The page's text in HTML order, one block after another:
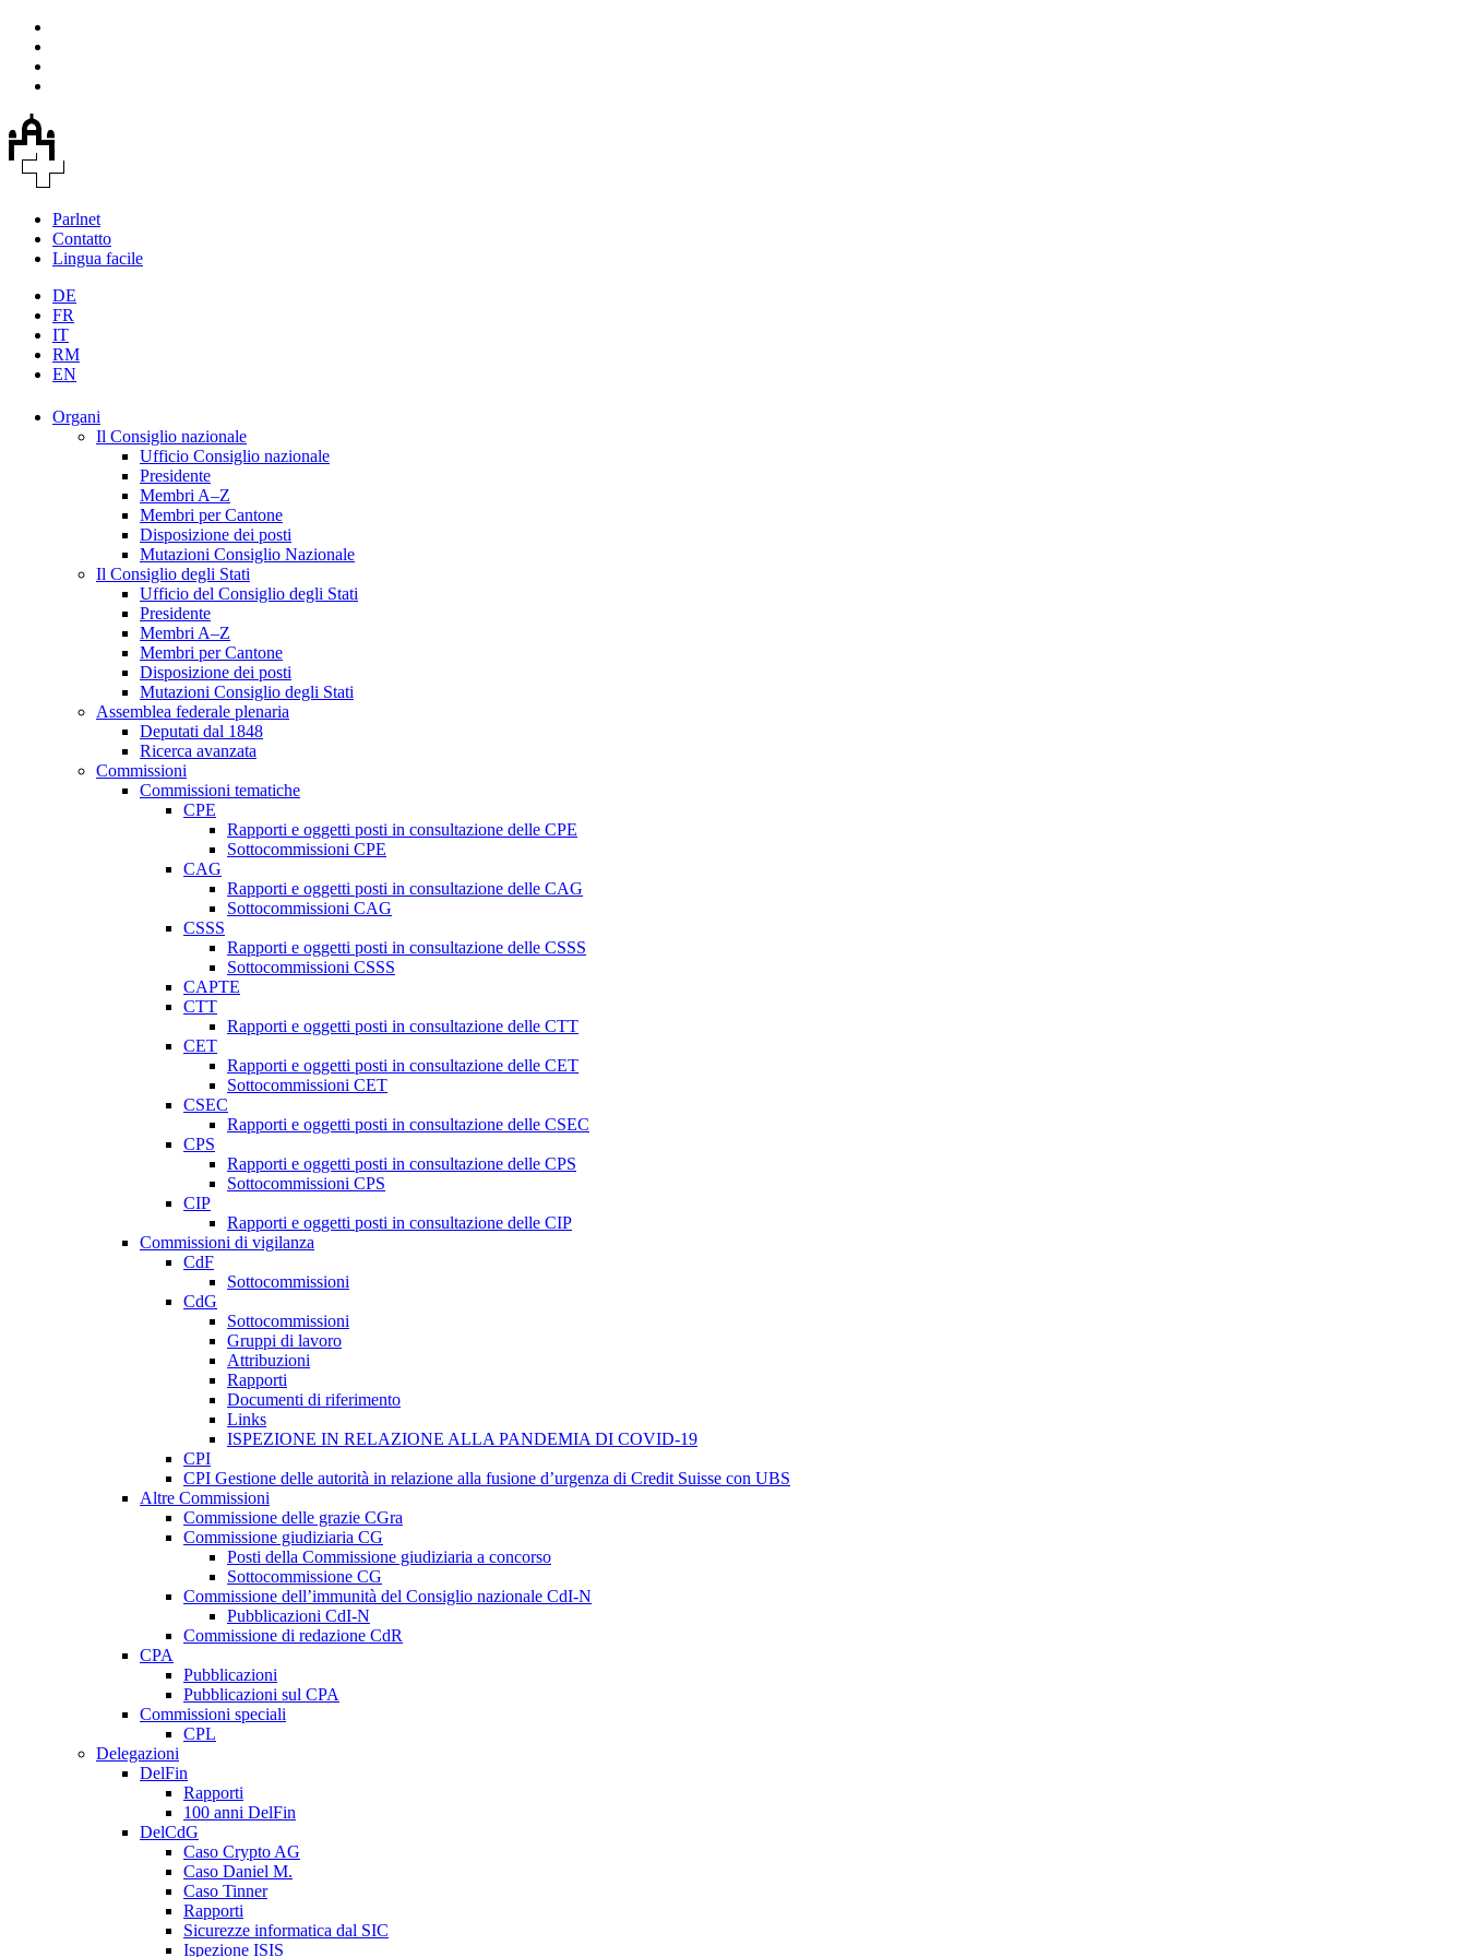
Parlnet
Contatto
Lingua facile
DE
FR
IT
RM
EN
Organi
Il Consiglio nazionale
Ufficio Consiglio nazionale
Presidente
Membri A–Z
Membri per Cantone
Disposizione dei posti
Mutazioni Consiglio Nazionale
Il Consiglio degli Stati
Ufficio del Consiglio degli Stati
Presidente
Membri A–Z
Membri per Cantone
Disposizione dei posti
Mutazioni Consiglio degli Stati
Assemblea federale plenaria
Deputati dal 1848
Ricerca avanzata
Commissioni
Commissioni tematiche
CPE
Rapporti e oggetti posti in consultazione delle CPE
Sottocommissioni CPE
CAG
Rapporti e oggetti posti in consultazione delle CAG
Sottocommissioni CAG
CSSS
Rapporti e oggetti posti in consultazione delle CSSS
Sottocommissioni CSSS
CAPTE
CTT
Rapporti e oggetti posti in consultazione delle CTT
CET
Rapporti e oggetti posti in consultazione delle CET
Sottocommissioni CET
CSEC
Rapporti e oggetti posti in consultazione delle CSEC
CPS
Rapporti e oggetti posti in consultazione delle CPS
Sottocommissioni CPS
CIP
Rapporti e oggetti posti in consultazione delle CIP
Commissioni di vigilanza
CdF
Sottocommissioni
CdG
Sottocommissioni
Gruppi di lavoro
Attribuzioni
Rapporti
Documenti di riferimento
Links
ISPEZIONE IN RELAZIONE ALLA PANDEMIA DI COVID-19
CPI
CPI Gestione delle autorità in relazione alla fusione d’urgenza di Credit Suisse con UBS
Altre Commissioni
Commissione delle grazie CGra
Commissione giudiziaria CG
Posti della Commissione giudiziaria a concorso
Sottocommissione CG
Commissione dell’immunità del Consiglio nazionale CdI-N
Pubblicazioni CdI-N
Commissione di redazione CdR
CPA
Pubblicazioni
Pubblicazioni sul CPA
Commissioni speciali
CPL
Delegazioni
DelFin
Rapporti
100 anni DelFin
DelCdG
Caso Crypto AG
Caso Daniel M.
Caso Tinner
Rapporti
Sicurezze informatica dal SIC
Ispezione ISIS